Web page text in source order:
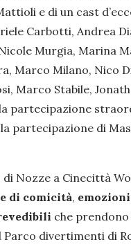
e di un cast
Carbotti, Andrea
Murgia, Marina
Marco Milano, Nico
Marco Stabile,
partecipazione
partecipazione di
di Nozze a Cinecittà
di comicità, emozioni
che prendono
divertimenti di